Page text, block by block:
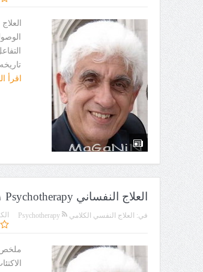
اقرأ
العلاج النفساني Psychotherapy ١-المدرسة النفسية التحليلية-د
في: العلاج النفسي الكلامي Psychotherapy
ملخص